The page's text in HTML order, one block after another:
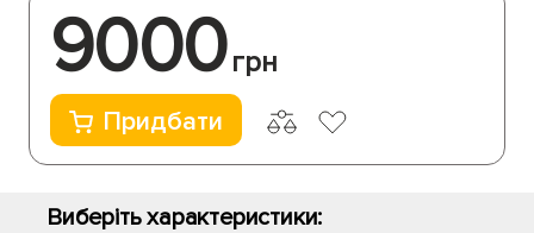
9000грн
Придбати
Виберіть характеристики: